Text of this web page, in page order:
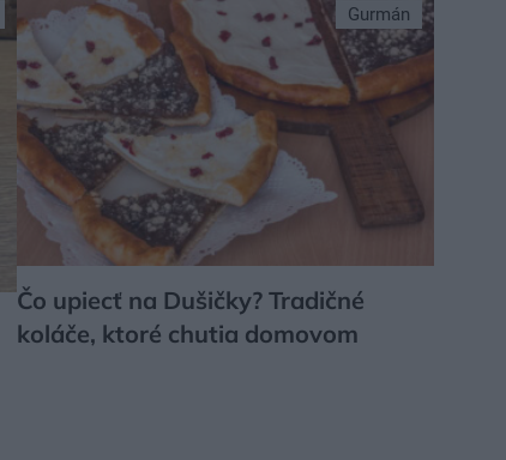
Gurmán
Čo upiecť na Dušičky? Tradičné
koláče, ktoré chutia domovom